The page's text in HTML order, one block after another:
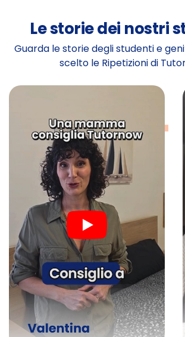
Le storie dei nostri
Guarda le storie degli studenti e
scelto le Ripetizioni di